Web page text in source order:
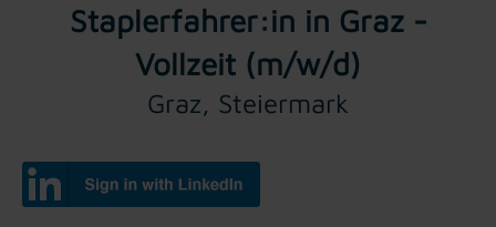
Staplerfahrer:in in Graz -
Vollzeit (m/w/d)
Graz, Steiermark